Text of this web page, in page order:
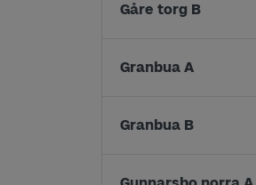
Gåre torg B
Granbua A
Granbua B